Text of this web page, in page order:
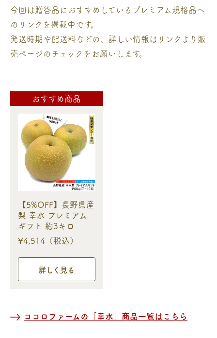
今回は贈答品におすすめしているプレミアム規格品へ
のリンクを掲載中です。
発送時期や配送料などの、詳しい情報はリンクより販
売ページのチェックをお願いします。
おすすめ商品
【5%OFF】長野県産
梨 幸水 プレミアム
ギフト 約3キロ
¥4,514（税込）
詳しく見る
ココロファームの「幸水」商品一覧はこちら